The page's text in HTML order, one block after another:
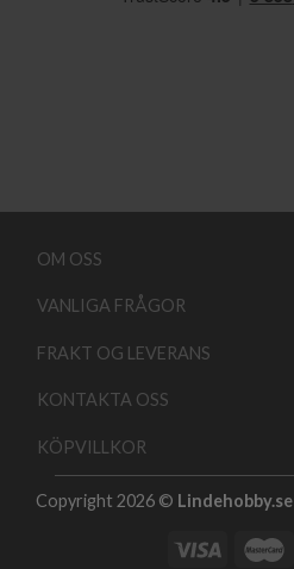
OM OSS
VANLIGA FRÅGOR
FRAKT OG LEVERANS
KONTAKTA OSS
KÖPVILLKOR
Copyright 2026 © Lindehobby.se